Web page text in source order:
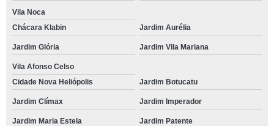
Vila Noca
Chácara Klabin
Jardim Aurélia
Jardim Glória Jardim Vila Mariana
Vila Afonso Celso
Cidade Nova Heliópolis
Jardim Botucatu
Jardim Clímax Jardim Imperador
Jardim Maria Estela Jardim Patente